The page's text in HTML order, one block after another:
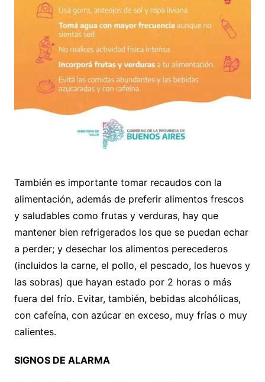
También es importante tomar recaudos con la
alimentación, además de preferir alimentos frescos
y saludables como frutas y verduras, hay que
mantener bien refrigerados los que se puedan echar
a perder; y desechar los alimentos perecederos
(incluidos la carne, el pollo, el pescado, los huevos y
las sobras) que hayan estado por 2 horas o más
fuera del frío. Evitar, también, bebidas alcohólicas,
con cafeína, con azúcar en exceso, muy frías o muy
calientes.
SIGNOS DE ALARMA